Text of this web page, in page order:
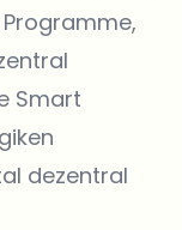
Smart
dezentral